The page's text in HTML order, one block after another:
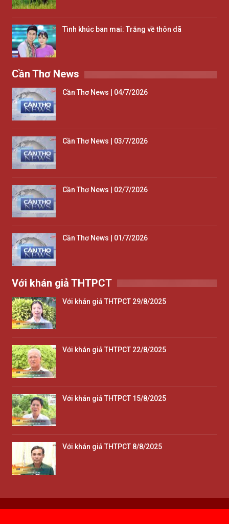
Tình khúc ban mai: Trăng về thôn dã
Cần Thơ News
Cần Thơ News | 04/7/2026
Cần Thơ News | 03/7/2026
Cần Thơ News | 02/7/2026
Cần Thơ News | 01/7/2026
Với khán giả THTPCT
Với khán giả THTPCT 29/8/2025
Với khán giả THTPCT 22/8/2025
Với khán giả THTPCT 15/8/2025
Với khán giả THTPCT 8/8/2025